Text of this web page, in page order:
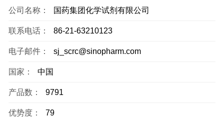
公司名称： 国药集团化学试剂有限公司
联系电话： 86-21-63210123
电子邮件： sj_scrc@sinopharm.com
国家： 中国
产品数： 9791
优势度： 79